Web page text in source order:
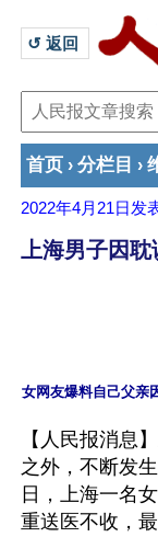
↺ 返回
首页 › 分栏目 ›
2022年4月21日 发
上海男子因
【人民报消息
之外，不断发
日，上海一名
重送医不收，